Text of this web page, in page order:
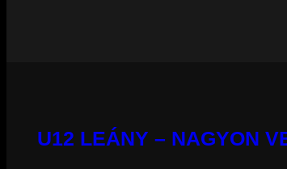
U12 LEÁNY – NAGYON